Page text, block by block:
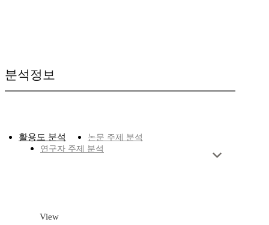
분석정보
활용도 분석
논문 주제 분석
연구자 주제 분석
View